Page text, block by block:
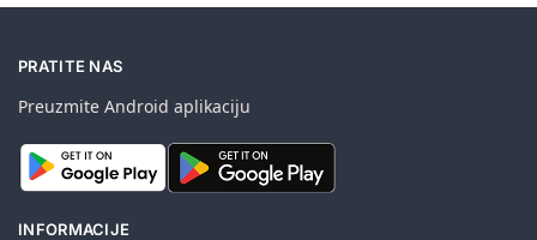
PRATITE NAS
Preuzmite Android aplikaciju
INFORMACIJE